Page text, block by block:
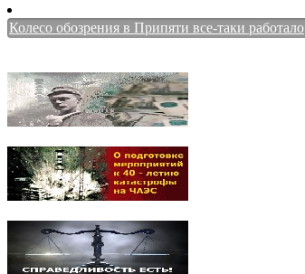
Колесо обозрения в Припяти все-таки работало